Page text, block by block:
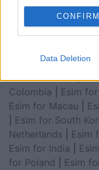
CONFIRM
Data Deletion
Cooperation
South America|
Esim for Japan|
South Africa|Esim
Esim for Brazil|
Colombia
Esim
Esim for Macau
Esim for South
Netherlands
Esim
Esim for India
for Poland
Esim